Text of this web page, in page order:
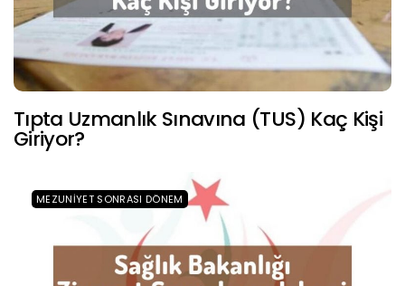
Tıpta Uzmanlık Sınavına (TUS) Kaç Kişi
Giriyor?
MEZUNIYET SONRASI DÖNEM